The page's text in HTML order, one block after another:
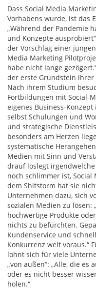
Dass Social Media
Vorhabens wurde, ist das
„Während der Pandemie
und Konzepte
der Vorschlag einer
Media Marketing
habe nicht lange
der erste Grundstein ihrer
Nach ihrem Studium
Fortbildungen mit Social-
eigenes Business-
selbst Schulungen und
und strategische
besonders am Herzen
systematische
Medien mit Sinn und
drauf loslegt
noch schlimmer ist, Social
dem Shitstorm hat sie
Unternehmen dazu, sich
sozialen Medien zu lösen:
hochwertige Produkte
nichts zu befürchten.
Kundenservice und
Konkurrenz weit voraus.“
lohnt sich für viele
„von außen“: „Alle, die es
oder es nicht besser
holen.“